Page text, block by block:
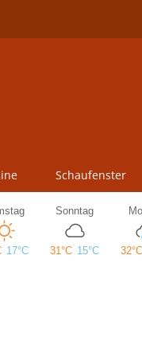
Schaufenster